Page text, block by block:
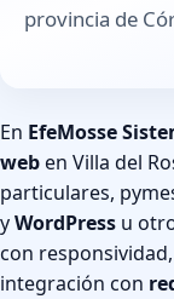
provincia de
En EfeMosse
weben Villa del
particulares,
yWordPress u
con
integración con